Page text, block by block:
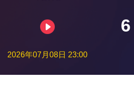
6
2026年07月08日 23:00